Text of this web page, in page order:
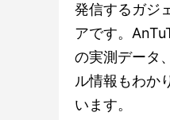
発信するガジ
アです。
の実測データ
ル情報もわか
います。